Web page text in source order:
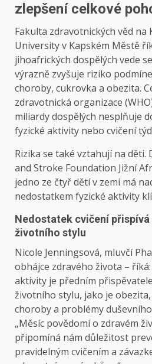
zlepšení celkové
Fakulta zdravotnických věd na
University v Kapském Městě
jihoafrických dospělých vede
výrazně zvyšuje riziko
choroby, cukrovka a obezita.
zdravotnická organizace
miliardy dospělých nesplňuje
fyzické aktivity nebo cvičení
Rizika se také vztahují na děti.
and Stroke Foundation Jižní
jedno ze čtyř dětí v zemi má
nedostatkem fyzické aktivity
Nedostatek cvičení
životního stylu
Nicole Jenningsová, mluvčí
obhájce zdravého života –
aktivity je předním
životního stylu, jako je
choroby a problémy
„Měsíc povědomí o zdravém
připomíná nám důležitost
pravidelným cvičením a